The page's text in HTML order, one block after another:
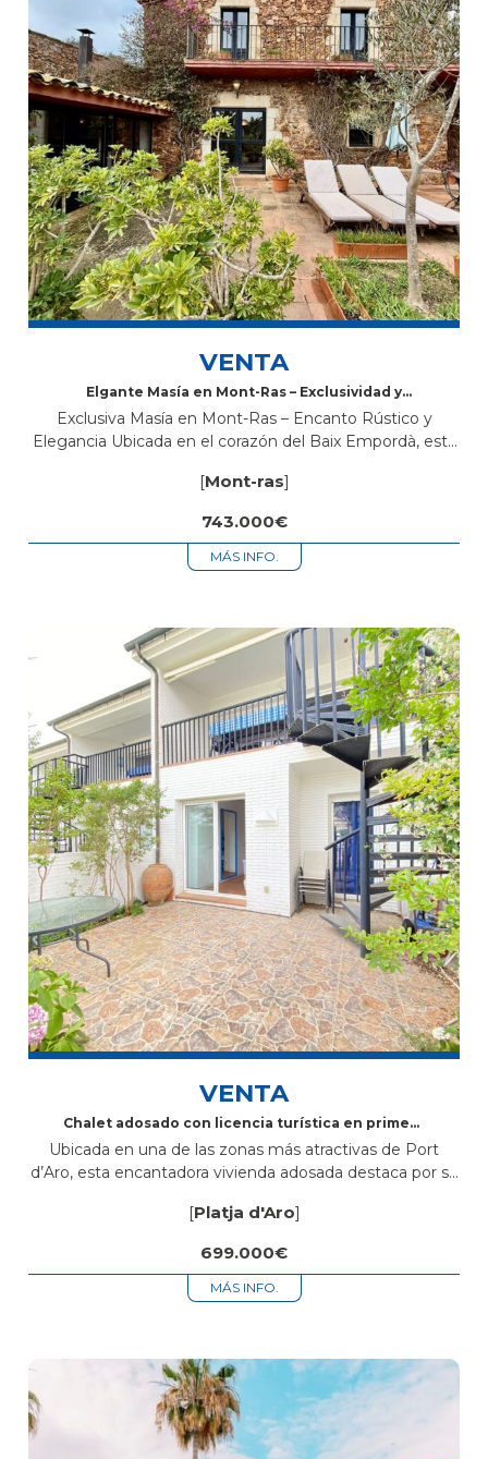
VENTA
Elgante Masía en Mont-Ras – Exclusividad y
Exclusiva Masía en Mont-Ras – Encanto Rústico y
Elegancia Ubicada en el corazón del Baix Empordà, esta
auténtico de la arquitectura tradicional...
[Mont-ras]
743.000€
MÁS INFO.
VENTA
Chalet adosado con licencia turística en primera
Ubicada en una de las zonas más atractivas de Port
d’Aro, esta encantadora vivienda adosada destaca por su
licencia turística...
[Platja d'Aro]
699.000€
MÁS INFO.